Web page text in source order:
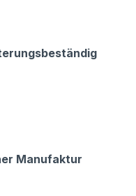
Manufaktur